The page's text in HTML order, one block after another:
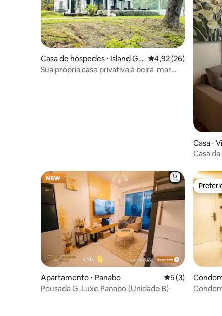
Casa de hóspedes ⋅ Island Ga
rden City of Samal
4,92 de uma
4,92 (26)
Sua própria casa privativa à beira-mar
Casa ⋅
City
Casa
Apartamento ⋅ Panabo 5 de uma
5 (3)
Pousada G-Luxe Panabo (Unidade B)